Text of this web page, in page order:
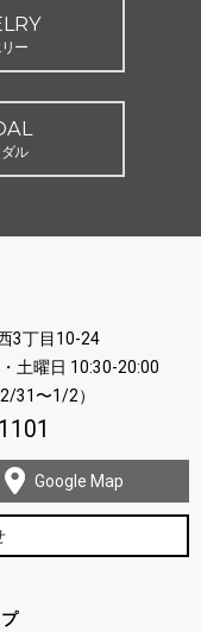
ー
ル
3丁目10-24
土曜日 10:30-20:00
31〜1/2）
Google Map